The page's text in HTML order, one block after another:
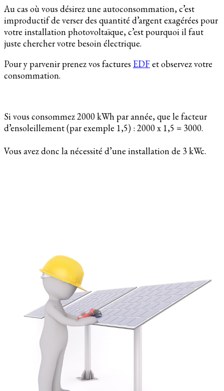
Au cas où vous désirez une autoconsommation, c’est
improductif de verser des quantité d’argent exagérées pour
votre installation photovoltaïque, c’est pourquoi il faut
juste chercher votre besoin électrique.
Pour y parvenir prenez vos factures EDFet observez votre
consommation.
Si vous consommez 2000 kWh par année, que le facteur
d’ensoleillement (par exemple 1,5) : 2000 x 1,5 = 3000.
Vous avez donc la nécessité d’une installation de 3 kWc.